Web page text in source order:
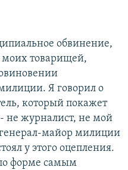
обвинение,
моих товарищей,
Я говорил о
который покажет
- не журналист, не мой
майор милиции
у этого оцепления.
форме самым